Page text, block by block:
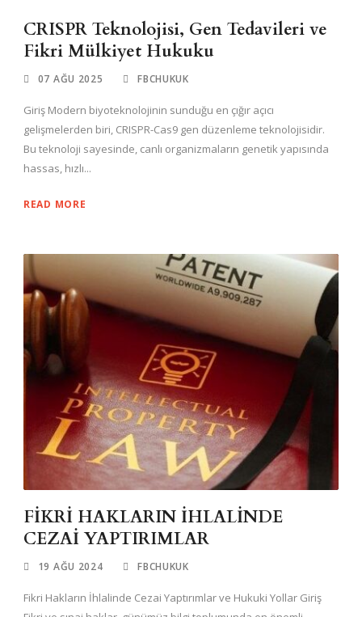
CRISPR Teknolojisi, Gen Tedavileri ve
Fikri Mülkiyet Hukuku
07 AĞU 2025 FBCHUKUK
Giriş Modern biyoteknolojinin sunduğu en çığır açıcı
gelişmelerden biri, CRISPR-Cas9 gen düzenleme teknolojisidir.
Bu teknoloji sayesinde, canlı organizmaların genetik yapısında
hassas, hızlı...
READ MORE
FİKRİ HAKLARIN İHLALİNDE
CEZAİ YAPTIRIMLAR
19 AĞU 2024 FBCHUKUK
Fikri Hakların İhlalinde Cezai Yaptırımlar ve Hukuki Yollar Giriş